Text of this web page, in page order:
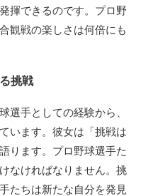
揮できるのです。プロ野
観戦の楽しさは何倍にも
挑戦
選手としての経験から、
います。彼女は「挑戦は
ります。プロ野球選手た
なければなりません。挑
たちは新たな自分を発見